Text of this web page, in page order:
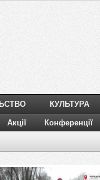
КУЛЬТУРА
Акції Конференції